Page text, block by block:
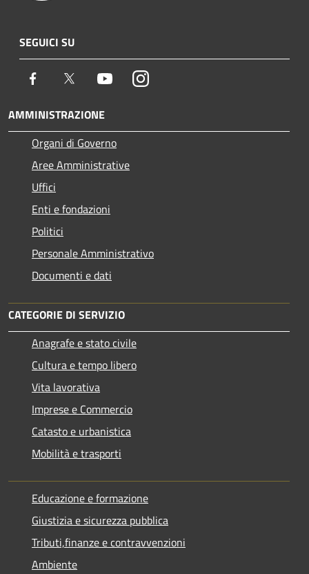
SEGUICI SU
Facebook Twitter YoutubeInstagram
AMMINISTRAZIONE
Organi di Governo
Aree Amministrative
Uffici
Enti e fondazioni
Politici
Personale Amministrativo
Documenti e dati
CATEGORIE DI SERVIZIO
Anagrafe e stato civile
Cultura e tempo libero
Vita lavorativa
Imprese e Commercio
Catasto e urbanistica
Mobilità e trasporti
Educazione e formazione
Giustizia e sicurezza pubblica
Tributi,finanze e contravvenzioni
Ambiente